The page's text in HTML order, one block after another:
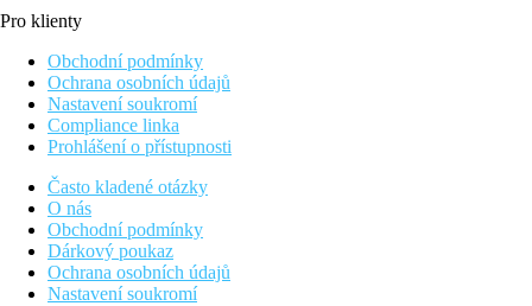
Pro klienty
Obchodní podmínky
Ochrana osobních údajů
Nastavení soukromí
Compliance linka
Prohlášení o přístupnosti
Často kladené otázky
O nás
Obchodní podmínky
Dárkový poukaz
Ochrana osobních údajů
Nastavení soukromí